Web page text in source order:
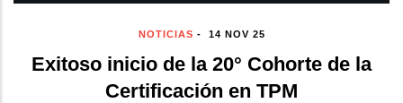
NOTICIAS - 14 NOV 25
Exitoso inicio de la 20° Cohorte de la
Certificación en TPM